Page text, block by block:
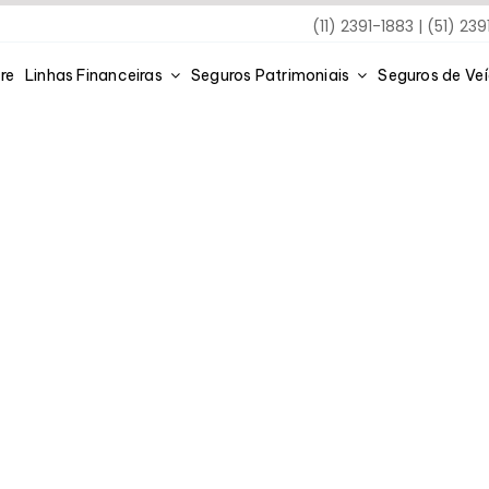
(11) 2391-1883 | (51)
Linhas Financeiras Seguros Patrimoniais Seguros de